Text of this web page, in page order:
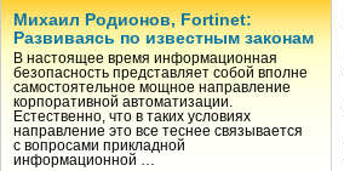
Михаил Родионов, Fortinet:
Развиваясь по известным законам
В настоящее время информационная
безопасность представляет собой вполне
самостоятельное мощное направление
корпоративной автоматизации.
Естественно, что в таких условиях
направление это все теснее связывается
с вопросами прикладной
информационной …